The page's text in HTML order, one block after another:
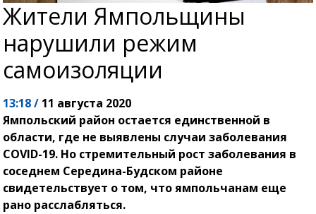
Жители Ямпольщины
нарушили режим
самоизоляции
13:18 / 11 августа 2020
Ямпольский район остается единственной в
области, где не выявлены случаи заболевания
COVID-19. Но стремительный рост заболевания в
соседнем Середина-Будском районе
свидетельствует о том, что ямпольчанам еще
рано расслабляться.